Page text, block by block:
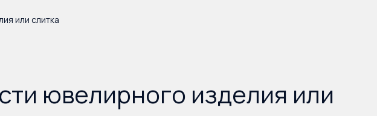
или слитка
ювелирного изделия или